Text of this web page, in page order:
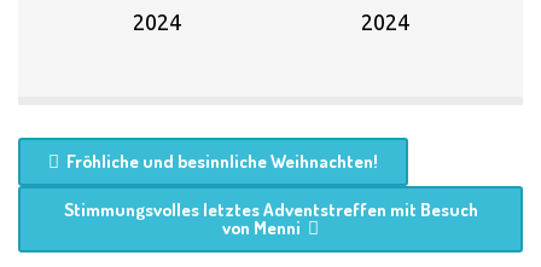
Fröhliche und besinnliche Weihnachten!
Stimmungsvolles letztes Adventstreffen mit Besuch
von Menni